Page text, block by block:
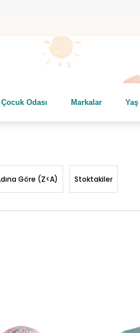
YENİ
Çocuk Odası Markalar Yaş
Göre (Z<A) Stoktakiler